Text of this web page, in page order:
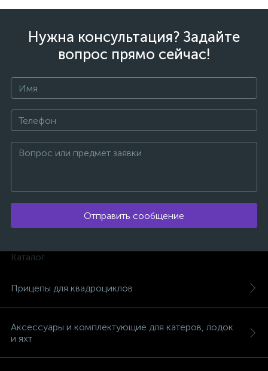
Нужна консультация? Задайте
вопрос прямо сейчас!
Отправить сообщение
Каталог
Прицепы для квадроциклов
Аксессуары и комплектующие для катеров, лодок
и яхт